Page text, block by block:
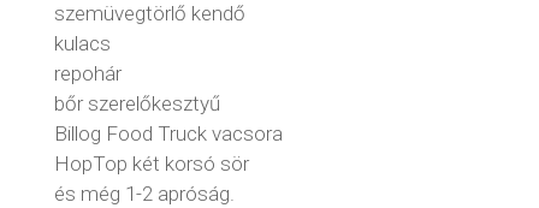
szemüvegtörlő kendő
kulacs
repohár
bőr szerelőkesztyű
Billog Food Truck vacsora
HopTop két korsó sör
és még 1-2 apróság.